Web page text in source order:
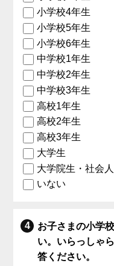
小学校4年生
小学校5年生
小学校6年生
中学校1年生
中学校2年生
中学校3年生
高校1年生
高校2年生
高校3年生
大学生
大学院生・社会
いない
お子さまの小学
い。いらっしゃ
答ください。